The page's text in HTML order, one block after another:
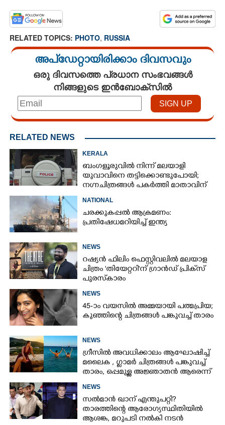
RELATED TOPICS: PHOTO, RUSSIA
അപ്ഡേറ്റായിരിക്കാം ദിവസവും
ഒരു ദിവസത്തെ പ്രധാന സംഭവങ്ങൾ
നിങ്ങളുടെ ഇൻബോക്സിൽ
RELATED NEWS
KERALA
ബംഗളൂരുവിൽ നിന്ന് മലയാളി
യുവാവിനെ തട്ടിക്കൊണ്ടുപോയി;
നഗ്നചിത്രങ്ങൾ പകർത്തി മാതാവിന്
അയച്ചു
NATIONAL
ചരക്കുകപ്പൽ ആക്രമണം:
പ്രതിഷേധമറിയിച്ച് ഇന്ത്യ
NEWS
റഷ്യൻ ഫിലിം ഫെസ്റ്റിവലിൽ മലയാള
ചിത്രം 'തിയേറ്ററി'ന് ഗ്രാൻഡ് പ്രിക്‌സ്
പുരസ്‌കാരം
NEWS
45-ാം വയസിൽ അമ്മയായി പത്മപ്രിയ;
കുഞ്ഞിന്റെ ചിത്രങ്ങൾ പങ്കുവച്ച് താരം
NEWS
ഗ്രീസിൽ അവധിക്കാലം ആഘോഷിച്ച്
മലൈക ,​ ഗ്ലാമർ ചിത്രങ്ങൾ പങ്കുവച്ച്
താരം,​ ഒപ്പമുള്ള അജ്ഞാതൻ ആരെന്ന്
ആരാധകർ
NEWS
സൽമാൻ ഖാന് എന്തുപറ്റി?
താരത്തിന്റെ ആരോഗ്യസ്ഥിതിയിൽ
ആശങ്ക, മറുപടി നൽകി നടൻ